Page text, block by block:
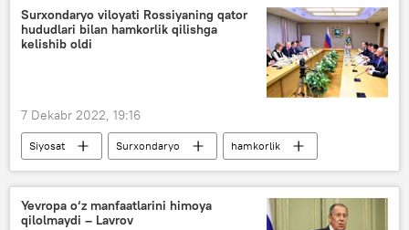
Surxondaryo viloyati Rossiyaning qator
hududlari bilan hamkorlik qilishga
kelishib oldi
7 Dekabr 2022, 19:16
Siyosat Surxondaryo
hamkorlik
Rossiya
Yevropa o‘z manfaatlarini himoya
qilolmaydi – Lavrov